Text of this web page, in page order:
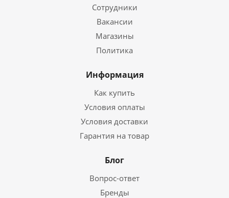
Сотрудники
Вакансии
Магазины
Политика
Информация
Как купить
Условия оплаты
Условия доставки
Гарантия на товар
Блог
Вопрос-ответ
Бренды